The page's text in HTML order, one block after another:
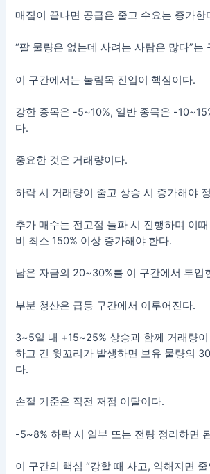
매집이 끝나면 공급은 줄고 수요는 증가한
“팔 물량은 없는데 사려는 사람은 많다”는
이 구간에서는 눌림목 진입이 핵심이다.
강한 종목은 -5~10%, 일반 종목은 -
다.
중요한 것은 거래량이다.
하락 시 거래량이 줄고 상승 시 증가해야
추가 매수는 전고점 돌파 시 진행하며 이
비 최소 150% 이상 증가해야 한다.
남은 자금의 20~30%를 이 구간에서 투입
부분 청산은 급등 구간에서 이루어진다.
3~5일 내 +15~25% 상승과 함께 거래량
하고 긴 윗꼬리가 발생하면 보유 물량의
다.
손절 기준은 직전 저점 이탈이다.
-5~8% 하락 시 일부 또는 전량 정리하면
이 구간의 핵심 “강할 때 사고, 약해지면 줄